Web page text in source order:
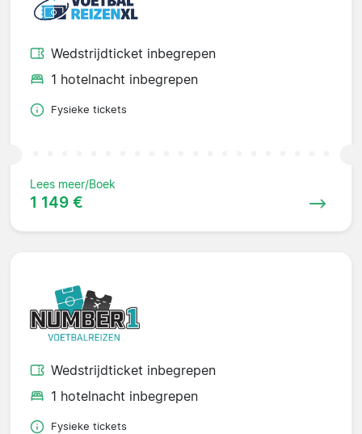
Wedstrijdticket inbegrepen
1 hotelnacht inbegrepen
Fysieke tickets
Lees meer/Boek
1 149 €
Wedstrijdticket inbegrepen
1 hotelnacht inbegrepen
Fysieke tickets